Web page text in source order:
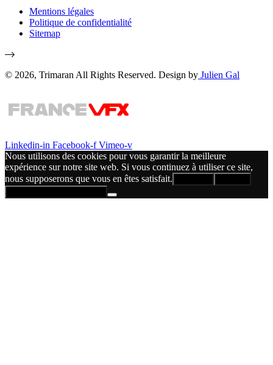
Mentions légales
Politique de confidentialité
Sitemap
© 2026, Trimaran All Rights Reserved. Design by Julien Gal
Linkedin-in Facebook-f Vimeo-v
Nous utilisons des cookies pour vous garantir la meilleure
expérience sur notre site web. Si vous continuez à utiliser ce site,
nous supposerons que vous en êtes satisfait.